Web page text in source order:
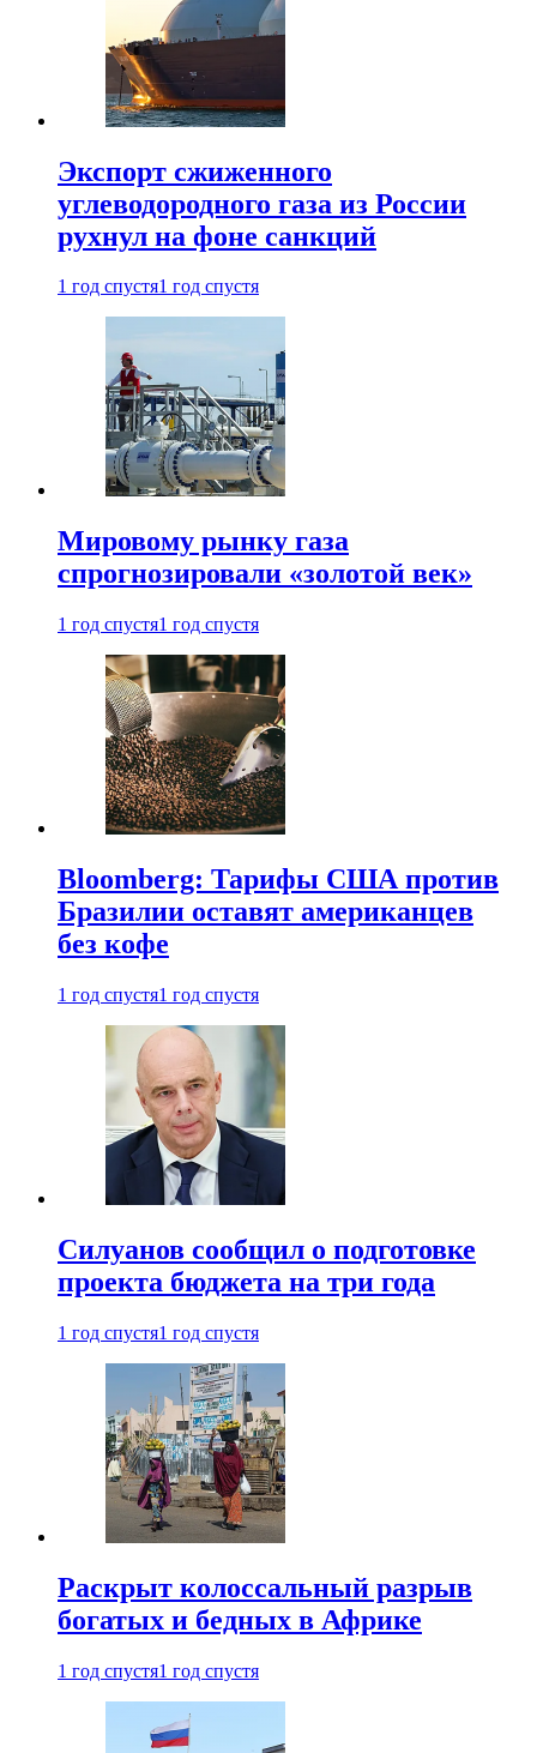
Экспорт сжиженного
углеводородного газа из России
рухнул на фоне санкций
1 год спустя1 год спустя
Мировому рынку газа
спрогнозировали «золотой век»
1 год спустя1 год спустя
Bloomberg: Тарифы США против
Бразилии оставят американцев
без кофе
1 год спустя1 год спустя
Силуанов сообщил о подготовке
проекта бюджета на три года
1 год спустя1 год спустя
Раскрыт колоссальный разрыв
богатых и бедных в Африке
1 год спустя1 год спустя